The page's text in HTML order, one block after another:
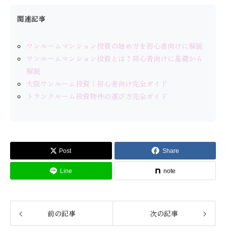
関連記事
ワンルームマンション投資の始め方を初心者向けに解説
ワンルームマンション投資とは？初心者向けに基礎から
解説
大阪ワンルーム投資｜初心者向け完全ガイド
トランクルーム投資物件の選び方完全ガイド
Post Share
Line note
前の記事 次の記事